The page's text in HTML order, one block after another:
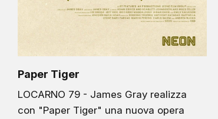
Paper Tiger
LOCARNO 79 - James Gray realizza
con "Paper Tiger" una nuova opera